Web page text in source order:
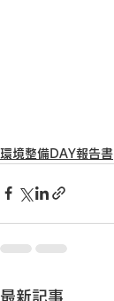
環境整備DAY報告書
最新記事